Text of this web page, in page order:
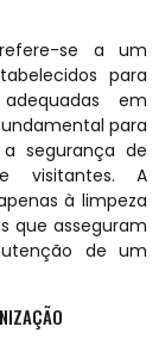
se a um
para
em
para
segurança de
visitantes. A
à limpeza
que asseguram
de um